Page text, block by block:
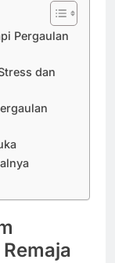
Pergaulan
dan